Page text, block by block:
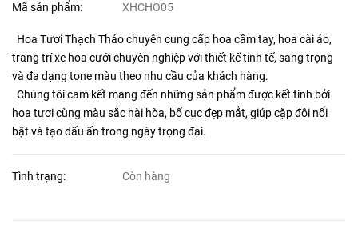
Mã sản phẩm: XHCHO05
Hoa Tươi Thạch Thảo chuyên cung cấp hoa cầm tay, hoa cài áo,
trang trí xe hoa cưới chuyên nghiệp với thiết kế tinh tế, sang trọng
và đa dạng tone màu theo nhu cầu của khách hàng.
Chúng tôi cam kết mang đến những sản phẩm được kết tinh bởi
hoa tươi cùng màu sắc hài hòa, bố cục đẹp mắt, giúp cặp đôi nổi
bật và tạo dấu ấn trong ngày trọng đại.
Tình trạng: Còn hàng